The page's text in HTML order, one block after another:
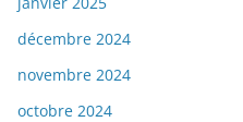
décembre 2024
novembre 2024
octobre 2024